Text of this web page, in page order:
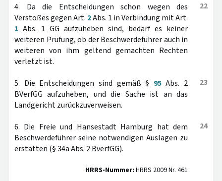
22
4. Da die Entscheidungen schon wegen des
Verstoßes gegen Art. 2Abs. 1 in Verbindung mit Art.
1 Abs. 1 GG aufzuheben sind, bedarf es keiner
weiteren Prüfung, ob der Beschwerdeführer auch in
weiteren von ihm geltend gemachten Rechten
verletzt ist.
23
5. Die Entscheidungen sind gemäß § 95Abs. 2
BVerfGG aufzuheben, und die Sache ist an das
Landgericht zurückzuverweisen.
24
6. Die Freie und Hansestadt Hamburg hat dem
Beschwerdeführer seine notwendigen Auslagen zu
erstatten (§ 34a Abs. 2 BverfGG).
HRRS-Nummer: HRRS 2009 Nr. 461